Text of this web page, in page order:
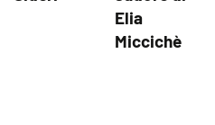
Elia
Miccichè